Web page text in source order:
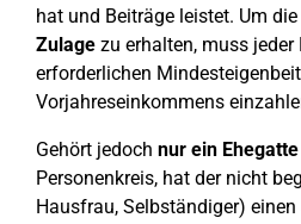
hat und Beiträge leistet. Um die
Zulage zu erhalten, muss jeder
erforderlichen
Vorjahreseinkommens
Gehört jedoch nur ein Ehegatte
Personenkreis, hat der nicht
Hausfrau, Selbständiger)